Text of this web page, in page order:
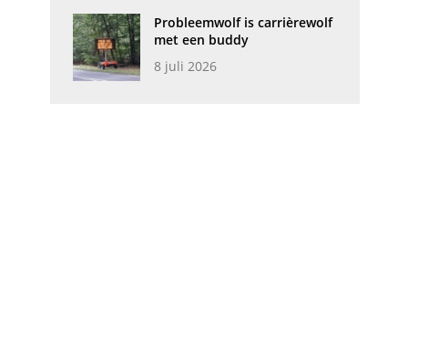
Probleemwolf is carrièrewolf
met een buddy
8 juli 2026